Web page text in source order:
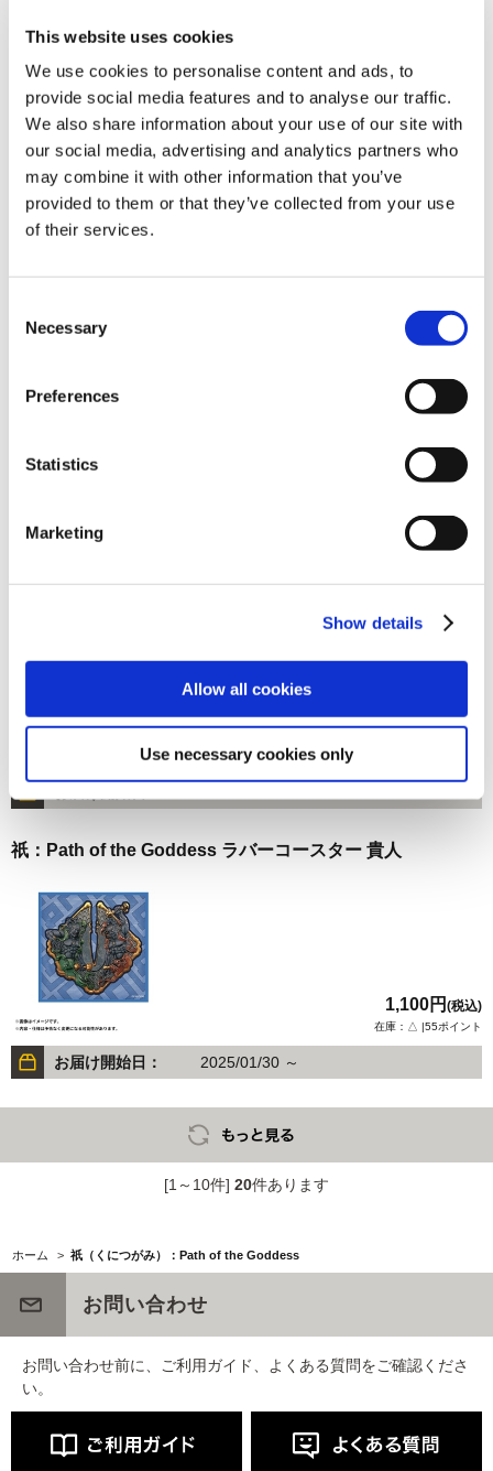
This website uses cookies
We use cookies to personalise content and ads, to
provide social media features and to analyse our traffic.
We also share information about your use of our site with
our social media, advertising and analytics partners who
may combine it with other information that you’ve
provided to them or that they’ve collected from your use
of their services.
Selection
Necessary
Preferences
Statistics
Marketing
Show details
Allow all cookies
Use necessary cookies only
祇：Path of the Goddess ステッカー 世代
(税込)
祇：Path of the Goddess ステッカー 世代ミニキャラ
495円 (税込)
お届け開始日：
祇：Path of the Goddess ステッカー 昼方の啓行
495円
祇：Path of the Goddess ラバーコースター 貴人
1,100円 (税込)
在庫：△ |55ポイント
お届け開始日： 2025/01/30 ～
[1～10件] 20件あります
ホーム > 祇（くにつがみ）：Path of the Goddess
お問い合わせ
お問い合わせ前に、ご利用ガイド、よくある質問をご確認くださ
い。